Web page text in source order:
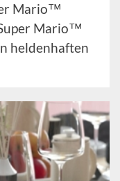
Mario™
Mario™
heldenhaften